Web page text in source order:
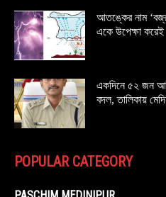
আতঙ্কের নাম
একে উপেক্ষা
একদিনে ৫২ জন
বদল, তালিকায়
POPULAR CATEGORY